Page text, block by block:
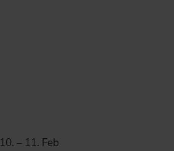
10. – 11. Februar 2027